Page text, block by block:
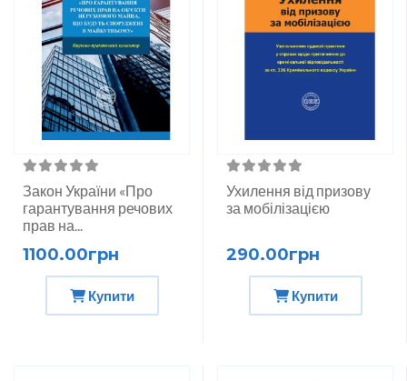
Закон України «Про
гарантування речових
прав на...
1100.00грн
Купити
Ухилення від призову
за мобілізацією
290.00грн
Купити